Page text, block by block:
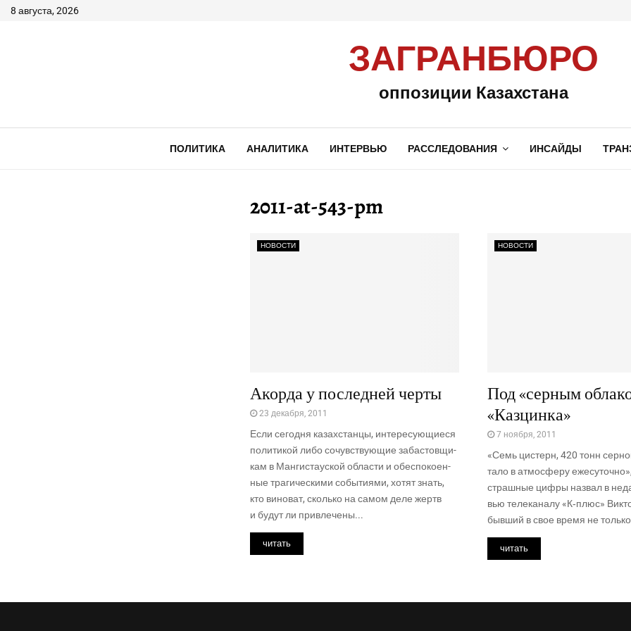
8 августа, 2026
ЗАГРАНБЮРО
оппозиции Казахстана
ПОЛИТИКА АНАЛИТИКА ИНТЕРВЬЮ РАССЛЕДОВАНИЯ ИНСАЙДЫ
2011-at-543-pm
НОВОСТИ
Акорда у последней черты
23 декабря, 2011
Если сего­дня казах­стан­цы, инте­ре­су­ю­щи­е­ся
поли­ти­кой либо сочув­ству­ю­щие заба­стов­щи­
кам в Ман­ги­ста­уской обла­сти и обес­по­ко­ен­
ные тра­ги­че­ски­ми собы­ти­я­ми, хотят знать,
кто вино­ват, сколь­ко на самом деле жертв
и будут ли при­вле­че­ны...
читать
НОВОСТИ
Под «серным
«Казцинка»
7 ноября, 2011
«Семь цистерн, 420 тонн
та­ло в атмо­сфе­ру
страш­ные циф­ры назвал в
вью теле­ка­на­лу «К‑плюс»
быв­ший в свое вре­мя не
читать